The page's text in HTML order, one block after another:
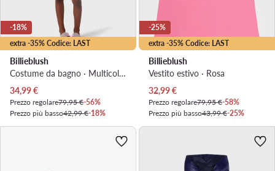
extra -35% Codice: LAST
-18%
Billieblush
Costume da bagno · Multicolore
Prezzo attuale
34,99€
Prezzo regolare79,95 €-56%
Prezzo più basso42,99 €-18%
extra -35% Codice: LAST
-25%
Billieblush
Vestito estivo · Rosa
Prezzo attuale
32,99€
Prezzo regolare79,95 €-58%
Prezzo più basso43,99 €-25%